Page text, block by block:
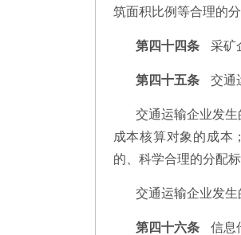
筑面积比例等合理的
第四十四条 采矿
第四十五条 交通
交通运输企业发
成本核算对象的成本
的、科学合理的分配
交通运输企业发
第四十六条
信息